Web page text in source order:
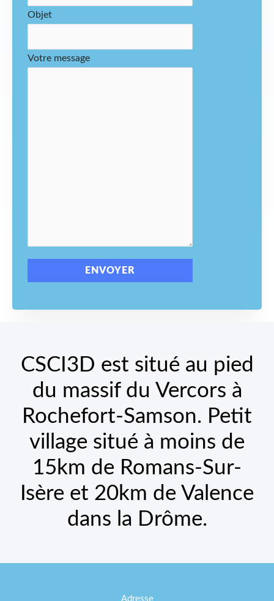
Objet
Votre message
CSCI3D est situé au pied
du massif du Vercors à
Rochefort-Samson. Petit
village situé à moins de
15km de Romans-Sur-
Isère et 20km de Valence
dans la Drôme.
Adresse